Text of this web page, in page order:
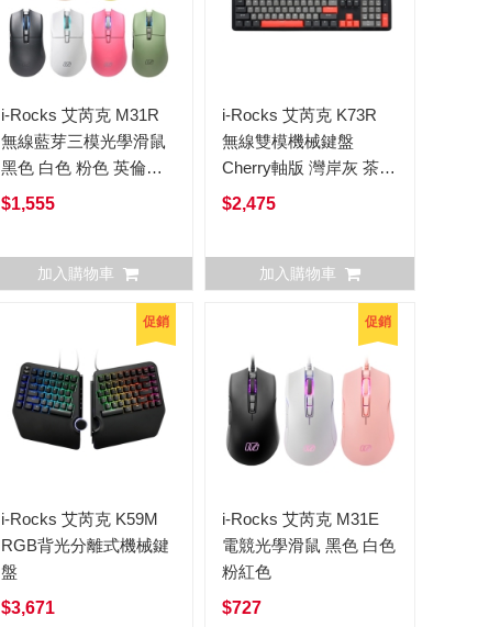
i-Rocks 艾芮克 M31R
無線藍芽三模光學滑鼠
黑色 白色 粉色 英倫綠
檸檬黃 奶茶色
$1,555
加入購物車
i-Rocks 艾芮克 K73R
無線雙模機械鍵盤
Cherry軸版 灣岸灰 茶軸
紅軸
$2,475
加入購物車
促銷
i-Rocks 艾芮克 K59M
RGB背光分離式機械鍵
盤
$3,671
促銷
i-Rocks 艾芮克 M31E
電競光學滑鼠 黑色 白色
粉紅色
$727